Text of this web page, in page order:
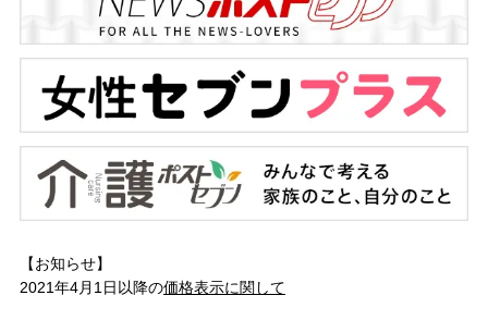
【お知らせ】
2021年4月1日以降の価格表示に関して